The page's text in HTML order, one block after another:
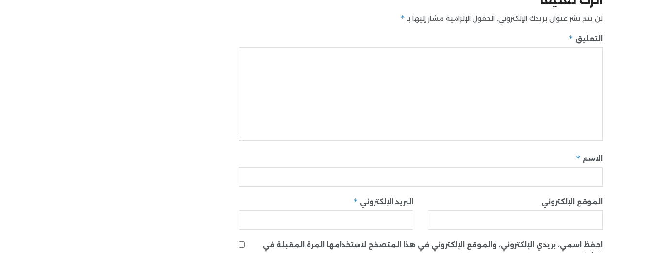
لن يتم نشر عنوان بريدك الإلكتروني. الحقول الإلزامية مشار إليها بـ *
التعليق *
الاسم *
البريد الإلكتروني * الموقع الإلكتروني
احفظ اسمي، بريدي الإلكتروني، والموقع الإلكتروني في هذا المتصفح لاستخدامها المرة المقبلة في